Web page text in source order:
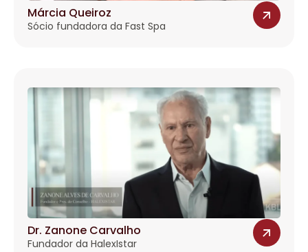
Márcia Queiroz
Sócio fundadora da Fast Spa
Dr. Zanone Carvalho
Fundador da HalexIstar